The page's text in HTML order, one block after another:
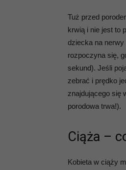
Tuż przed
krwią i nie jest to
dziecka na nerwy
rozpoczyna się,
sekund). Jeśli
zebrać i prędko
znajdującego się
porodowa trwa!).
Ciąża –
Kobieta w ciąży